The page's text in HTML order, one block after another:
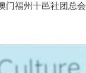
福州十邑社团总